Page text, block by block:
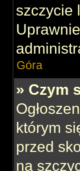
szczycie
Góra
» Czym
którym
przed
na